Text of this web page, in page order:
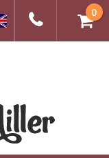
333-
(495)
0